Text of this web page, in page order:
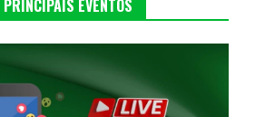
EVENTOS